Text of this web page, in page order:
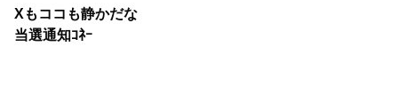
Xもココも静かだな
当選通知ｺﾈｰ